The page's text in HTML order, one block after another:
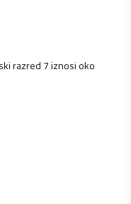
razred 7 iznosi oko